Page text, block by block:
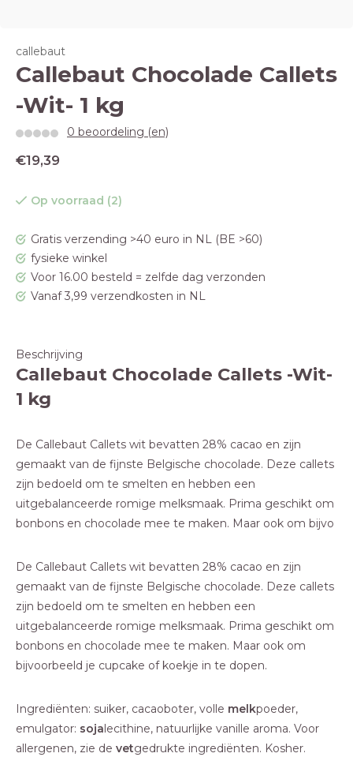
callebaut
Callebaut Chocolade Callets
-Wit- 1 kg
0 beoordeling (en)
€19,39
Op voorraad (2)
Gratis verzending >40 euro in NL (BE >60)
fysieke winkel
Voor 16.00 besteld = zelfde dag verzonden
Vanaf 3,99 verzendkosten in NL
Beschrijving
Callebaut Chocolade Callets -Wit-
1 kg
De Callebaut Callets wit bevatten 28% cacao en zijn
gemaakt van de fijnste Belgische chocolade. Deze callets
zijn bedoeld om te smelten en hebben een
uitgebalanceerde romige melksmaak. Prima geschikt om
bonbons en chocolade mee te maken. Maar ook om bijvo
De Callebaut Callets wit bevatten 28% cacao en zijn
gemaakt van de fijnste Belgische chocolade. Deze callets
zijn bedoeld om te smelten en hebben een
uitgebalanceerde romige melksmaak. Prima geschikt om
bonbons en chocolade mee te maken. Maar ook om
bijvoorbeeld je cupcake of koekje in te dopen.
Ingrediënten: suiker, cacaoboter, volle melkpoeder,
emulgator: sojalecithine, natuurlijke vanille aroma. Voor
allergenen, zie de vetgedrukte ingrediënten. Kosher.